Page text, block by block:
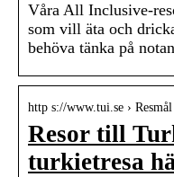
Våra All Inclusive-
som vill äta och
behöva tänka på
http s://www.tui.se › Resmål
Resor till
turkietresa